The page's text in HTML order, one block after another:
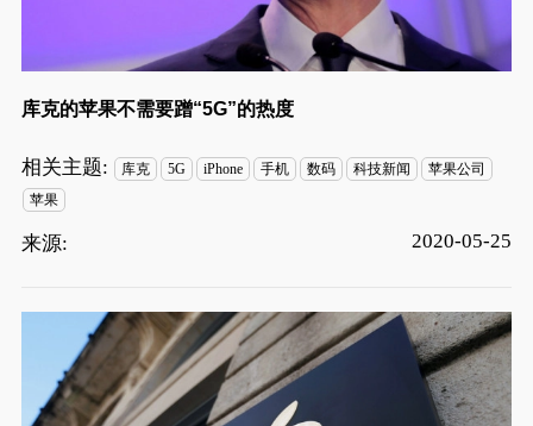
库克的苹果不需要蹭“5G”的热度
相关主题: 库克 5G iPhone 手机 数码 科技新闻
苹果公司
苹果
来源: 2020-05-25